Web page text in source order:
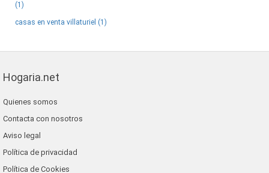
(1)
casas en venta villaturiel (1)
Hogaria.net
Quienes somos
Contacta con nosotros
Aviso legal
Política de privacidad
Política de Cookies